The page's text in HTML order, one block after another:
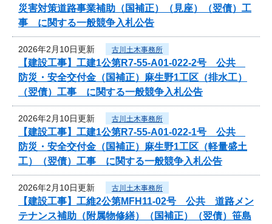
災害対策道路事業補助（国補正）（見座）（翌債）工
事 に関する一般競争入札公告
2026年2月10日更新 古川土木事務所
【建設工事】工建1公第R7-55-A01-022-2号 公共
防災・安全交付金（国補正）麻生野1工区（排水工）
（翌債）工事 に関する一般競争入札公告
2026年2月10日更新 古川土木事務所
【建設工事】工建1公第R7-55-A01-022-1号 公共
防災・安全交付金（国補正）麻生野1工区（軽量盛土
工）（翌債）工事 に関する一般競争入札公告
2026年2月10日更新 古川土木事務所
【建設工事】工維2公第MFH11-02号 公共 道路メン
テナンス補助（附属物修繕）（国補正）（翌債）笹島